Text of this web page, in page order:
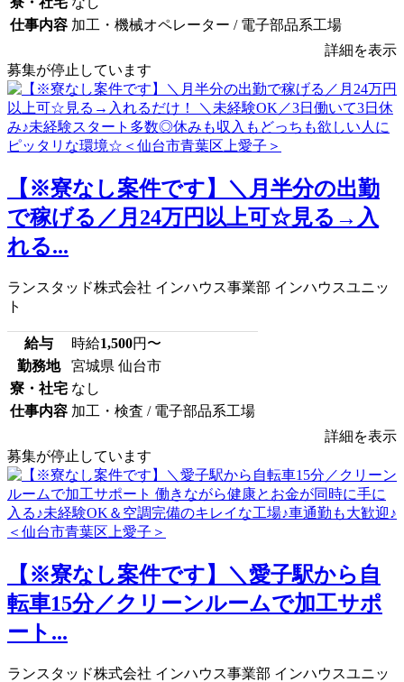
仕事内容 加工・機械オペレーター / 電子部品系工場
詳細を表示
募集が停止しています
【※寮なし案件です】＼月半分の出勤
で稼げる／月24万円以上可☆見る→入
れる...
ランスタッド株式会社 インハウス事業部 インハウスユニッ
ト
給与 時給1,500円〜
勤務地
宮城県 仙台市
寮・社宅 なし
仕事内容 加工・検査 / 電子部品系工場
詳細を表示
募集が停止しています
【※寮なし案件です】＼愛子駅から自
転車15分／クリーンルームで加工サポ
ート...
ランスタッド株式会社 インハウス事業部 インハウスユニッ